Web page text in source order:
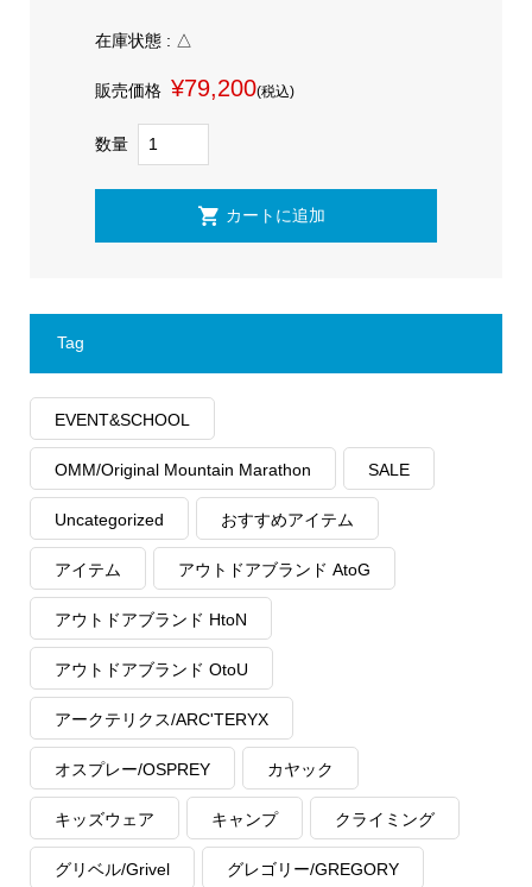
在庫状態 : △
販売価格 ¥79,200(税込)
数量
Tag
EVENT&SCHOOL
OMM/Original Mountain Marathon SALE
Uncategorized おすすめアイテム
アイテム アウトドアブランド AtoG
アウトドアブランド HtoN
アウトドアブランド OtoU
アークテリクス/ARC'TERYX
オスプレー/OSPREY カヤック
キッズウェア キャンプ クライミング
グリベル/Grivel グレゴリー/GREGORY